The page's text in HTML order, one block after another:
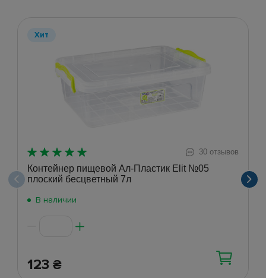
Хит
30 отзывов
Контейнер пищевой Ал-Пластик Elit №05
плоский бесцветный 7л
В наличии
123 ₴